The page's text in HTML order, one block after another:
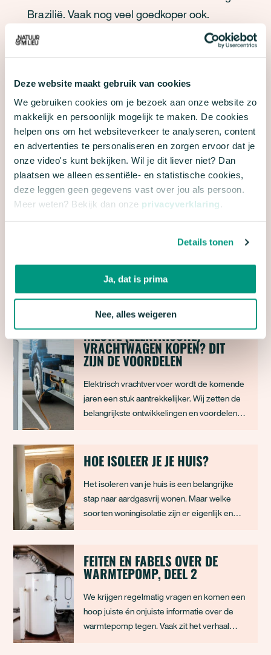
Deze website maakt gebruik van cookies
We gebruiken cookies om je bezoek aan onze website zo
makkelijk en persoonlijk mogelijk te maken. De cookies
helpen ons om het websiteverkeer te analyseren, content
en advertenties te personaliseren en zorgen ervoor dat je
onze video's kunt bekijken. Wil je dit liever niet? Dan
plaatsen we alleen essentiële- en statistische cookies,
deze leggen geen gegevens vast over jou als persoon.
Meer weten? Bekijk dan onze privacyverklaring .
Details tonen
Ja, dat is prima
Nee, alles weigeren
Brazilië. Vaak nog veel goedkoper ook.
Hoe minder je weggooit, hoe meer je bespaart.
voedsel niet in de prullenbak belandt.
Klinkt dit allemaal als een druppel op een
gloeiende plaat? Bedenk dan dat als er maar
genoeg druppels zijn, de plaat wel degelijk afkoelt.
DIT VIND JE MISSCHIEN OOK
INTERESSANT
NIEUWE (ELEKTRISCHE)
VRACHTWAGEN KOPEN? DIT
ZIJN DE VOORDELEN
Elektrisch vrachtvervoer wordt de komende
jaren een stuk aantrekkelijker. Wij zetten de
belangrijkste ontwikkelingen en voordelen
HOE ISOLEER JE JE HUIS?
Het isoleren van je huis is een belangrijke
stap naar aardgasvrij wonen. Maar welke
soorten woningisolatie zijn er eigenlijk en
FEITEN EN FABELS OVER DE
WARMTEPOMP, DEEL 2
We krijgen regelmatig vragen en komen een
hoop juiste én onjuiste informatie over de
warmtepomp tegen. Vaak zit het verhaal